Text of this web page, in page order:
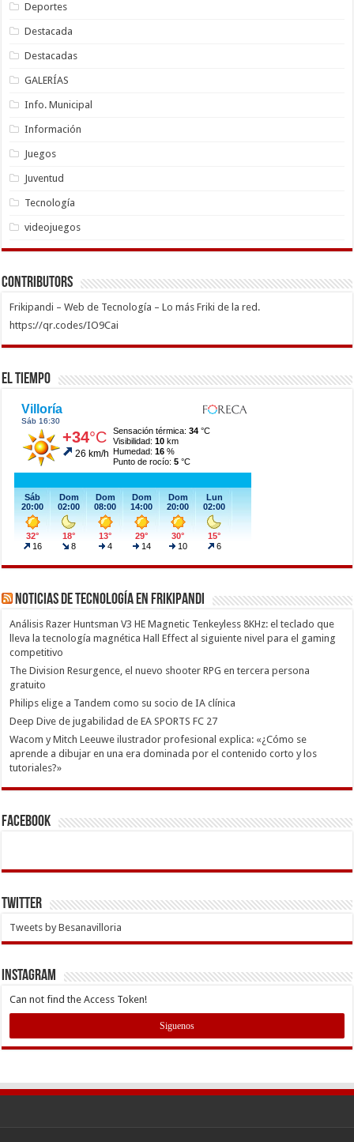
Deportes
Destacada
Destacadas
GALERÍAS
Info. Municipal
Información
Juegos
Juventud
Tecnología
videojuegos
Contributors
Frikipandi – Web de Tecnología – Lo más Friki de la red.
https://qr.codes/IO9Cai
El Tiempo
Noticias de Tecnología en Frikipandi
Análisis Razer Huntsman V3 HE Magnetic Tenkeyless 8KHz: el teclado que
lleva la tecnología magnética Hall Effect al siguiente nivel para el gaming
competitivo
The Division Resurgence, el nuevo shooter RPG en tercera persona
gratuito
Philips elige a Tandem como su socio de IA clínica
Deep Dive de jugabilidad de EA SPORTS FC 27
Wacom y Mitch Leeuwe ilustrador profesional explica: «¿Cómo se
aprende a dibujar en una era dominada por el contenido corto y los
tutoriales?»
Facebook
Twitter
Tweets by Besanavilloria
INSTAGRAM
Can not find the Access Token!
Siguenos